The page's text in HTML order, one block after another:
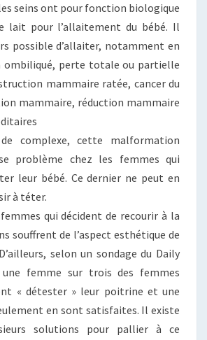
seins ont pour fonction biologique
lait pour l’allaitement du bébé. Il
possible d’allaiter, notamment en
ombiliqué, perte totale ou partielle
mammaire ratée, cancer du
mammaire, réduction mammaire
complexe, cette malformation
problème chez les femmes qui
leur bébé. Ce dernier ne peut en
à téter.
qui décident de recourir à la
souffrent de l’aspect esthétique de
selon un sondage du Daily
une femme sur trois des femmes
« détester » leur poitrine et une
en sont satisfaites. Il existe
solutions pour pallier à ce